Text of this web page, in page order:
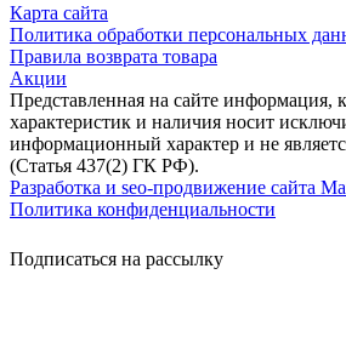
Карта сайта
Политика обработки персональных
Правила возврата товара
Акции
Представленная на сайте информация,
характеристик и наличия носит
информационный характер и не
(Статья 437(2) ГК РФ).
Разработка и seo-продвижение сайта
Политика конфиденциальности
Подписаться на рассылку